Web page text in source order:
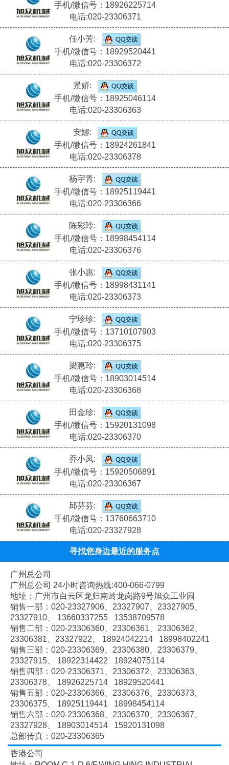
手机/微信号：18926225714
电话:020-23306371
任小芳:
手机/微信号：18929520441
电话:020-23306372
景娇:
手机/微信号：18925046114
电话:020-23306363
安娜:
手机/微信号：18924261841
电话:020-23306378
杨宇青:
手机/微信号：18925119441
电话:020-23306366
陈彩玲:
手机/微信号：18998454114
电话:020-23306376
张小惠:
手机/微信号：18998431141
电话:020-23306373
宁珍珍:
手机/微信号：13710107903
电话:020-23306375
梁惠玲:
手机/微信号：18903014514
电话:020-23306368
田金珍:
手机/微信号：15920131098
电话:020-23306370
乔小凤:
手机/微信号：15920506891
电话:020-23306367
邱芬芬:
手机/微信号：13760663710
电话:020-23327928
寻找您身边最近的服务点
广州总公司
广州总公司 24小时咨询热线:400-066-0799
地址：广州市白云区龙归南岭龙岗路9号旭众工业园
销售一部：020-23327906、 23327907、 23327905、
23327910、
13660337255 13538709578
销售二部：020-23306360、 23306361、 23306362、
23306381、 23327922、
18924042214 18998402241
销售三部：020-23306369、 23306380、 23306379、
23327915、
18922314422 18924075114
销售四部：020-23306371、 23306372、 23306363、
23306378、
18926225714 18929520441
销售五部：020-23306366、 23306376、 23306373、
23306375、
18925119441 18998454114
销售六部：020-23306368、 23306370、 23306367、
23327928、
18903014514 15920131098
总部传真：020-23306365
香港公司